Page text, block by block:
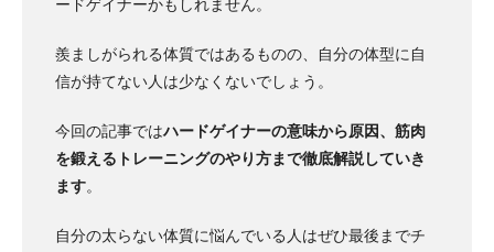
ードゲイナーかもしれません。
羨ましがられる体質ではあるものの、自分の体型に自
信が持てない人は少なくないでしょう。
今回の記事ではハードゲイナーの意味から原因、筋肉
を鍛えるトレーニングのやり方まで徹底解説していき
ます。
自分の太らない体質に悩んでいる人はぜひ最後までチ